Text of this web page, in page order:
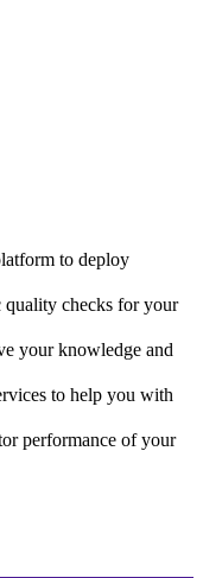
to deploy
quality checks for your
your knowledge and
to help you with
performance of your